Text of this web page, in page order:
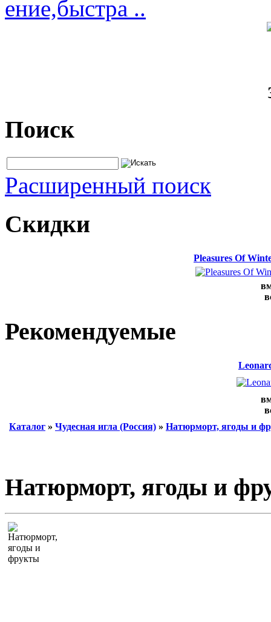
ение,быстра ..
Поиск
Расширенный поиск
Скидки
Pleasures Of
Рекомендуемые
Каталог » Чудесная игла (Россия) » Натюрморт, ягоды и
Натюрморт, ягоды и